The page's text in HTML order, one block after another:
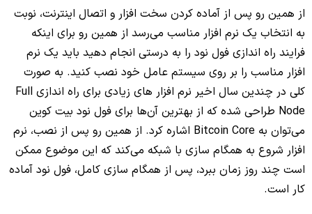
از همین رو پس از آماده کردن سخت افزار و اتصال اینترنت، نوبت
به انتخاب یک نرم افزار مناسب می‌رسد از همین رو برای اینکه
فرایند راه اندازی فول نود را به درستی انجام دهید باید یک نرم
افزار مناسب را بر روی سیستم عامل خود نصب کنید. به صورت
کلی در چندین سال اخیر نرم افزار های زیادی برای راه اندازی Full
Node طراحی شده که از بهترین آن‌ها برای فول نود بیت کوین
می‌توان به Bitcoin Core اشاره کرد. از همین رو پس از نصب، نرم
افزار شروع به همگام سازی با شبکه می‌کند که این موضوع ممکن
است چند روز زمان ببرد، پس از همگام سازی کامل، فول نود آماده
کار است.